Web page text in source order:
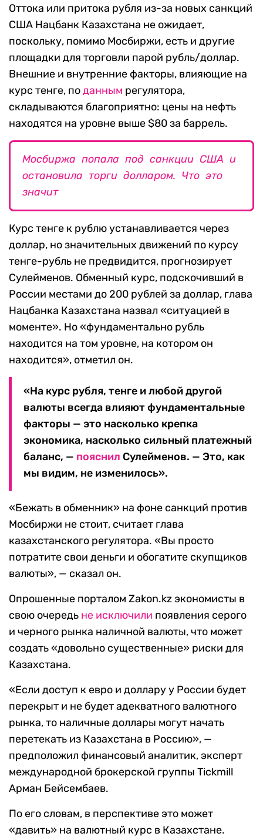
Оттока или притока рубля из-за новых санкций
США Нацбанк Казахстана не ожидает,
поскольку, помимо Мосбиржи, есть и другие
площадки для торговли парой рубль/доллар.
Внешние и внутренние факторы, влияющие на
курс тенге, поданным регулятора,
складываются благоприятно: цены на нефть
находятся на уровне выше $80 за баррель.
Мосбиржа попала под санкции США и
остановила торги долларом. Что это
значит
Курс тенге к рублю устанавливается через
доллар, но значительных движений по курсу
тенге-рубль не предвидится, прогнозирует
Сулейменов. Обменный курс, подскочивший в
России местами до 200 рублей за доллар, глава
Нацбанка Казахстана назвал «ситуацией в
моменте». Но «фундаментально рубль
находится на том уровне, на котором он
находится», отметил он.
«На курс рубля, тенге и любой другой
валюты всегда влияют фундаментальные
факторы — это насколько крепка
экономика, насколько сильный платежный
баланс, — пояснил Сулейменов. — Это, как
мы видим, не изменилось».
«Бежать в обменник» на фоне санкций против
Мосбиржи не стоит, считает глава
казахстанского регулятора. «Вы просто
потратите свои деньги и обогатите скупщиков
валюты», — сказал он.
Опрошенные порталом Zakon.kz экономисты в
свою очередь не исключили появления серого
и черного рынка наличной валюты, что может
создать «довольно существенные» риски для
Казахстана.
«Если доступ к евро и доллару у России будет
перекрыт и не будет адекватного валютного
рынка, то наличные доллары могут начать
перетекать из Казахстана в Россию», —
предположил финансовый аналитик, эксперт
международной брокерской группы Tickmill
Арман Бейсембаев.
По его словам, в перспективе это может
«давить» на валютный курс в Казахстане.